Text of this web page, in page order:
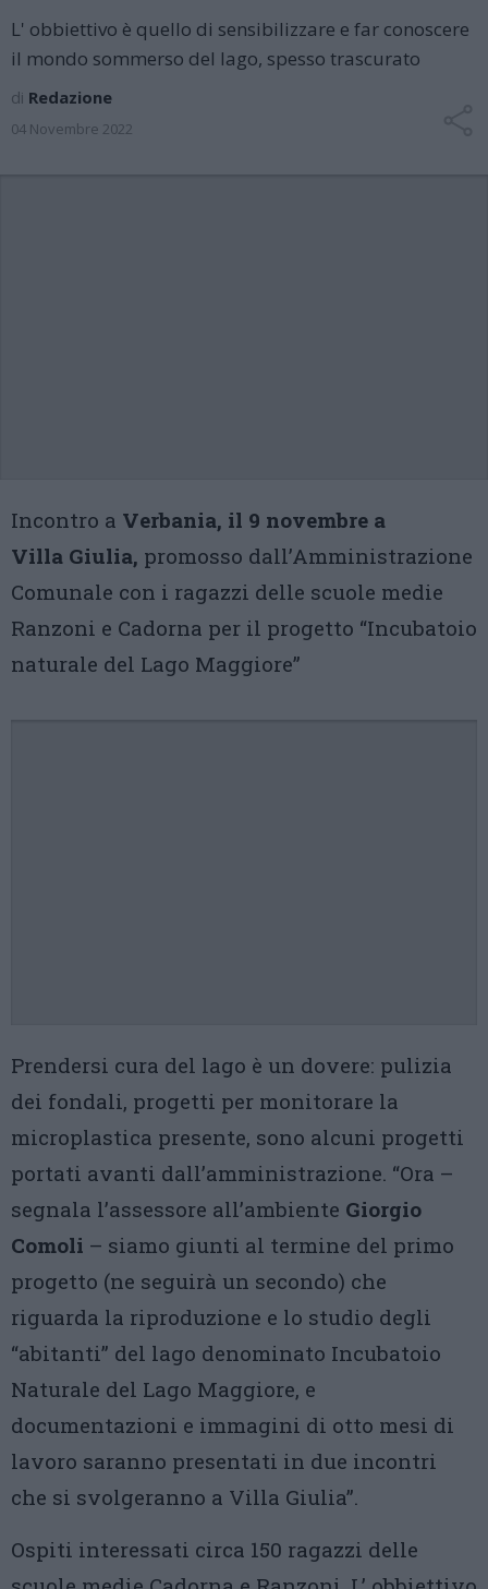
L' obbiettivo è quello di sensibilizzare e far conoscere
il mondo sommerso del lago, spesso trascurato
di Redazione
04 Novembre 2022
Incontro a Verbania, il 9 novembre a
Villa Giulia, promosso dall’Amministrazione
Comunale con i ragazzi delle scuole medie
Ranzoni e Cadorna per il progetto “Incubatoio
naturale del Lago Maggiore”
Prendersi cura del lago è un dovere: pulizia
dei fondali, progetti per monitorare la
microplastica presente, sono alcuni progetti
portati avanti dall’amministrazione. “Ora –
segnala l’assessore all’ambiente Giorgio
Comoli – siamo giunti al termine del primo
progetto (ne seguirà un secondo) che
riguarda la riproduzione e lo studio degli
“abitanti” del lago denominato Incubatoio
Naturale del Lago Maggiore, e
documentazioni e immagini di otto mesi di
lavoro saranno presentati in due incontri
che si svolgeranno a Villa Giulia”.
Ospiti interessati circa 150 ragazzi delle